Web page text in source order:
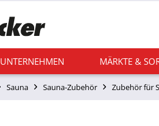
UNTERNEHMEN MÄRKTE &
Sauna Sauna-Zubehör Zubehör für